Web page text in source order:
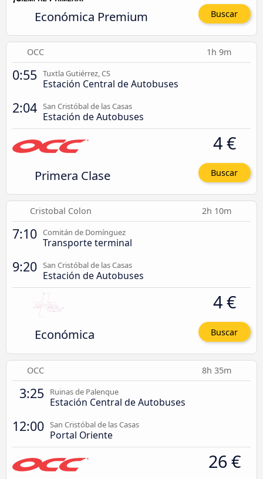
Económica Premium Buscar
OCC 1h 9m
0:55 Tuxtla Gutiérrez, CS
Estación Central de Autobuses
2:04 San Cristóbal de las Casas
Estación de Autobuses
Primera Clase
4 €
Buscar
Cristobal Colon 2h 10m
7:10 Comitán de Domínguez
Transporte terminal
9:20 San Cristóbal de las Casas
Estación de Autobuses
Económica
4 €
Buscar
OCC 8h 35m
3:25 Ruinas de Palenque
Estación Central de Autobuses
12:00 San Cristóbal de las Casas
Portal Oriente
26 €